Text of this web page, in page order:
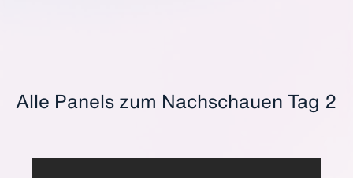
Alle Panels zum Nachschauen Tag 2